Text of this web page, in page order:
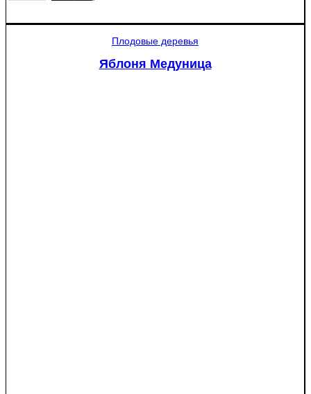
Плодовые деревья
Яблоня Медуница